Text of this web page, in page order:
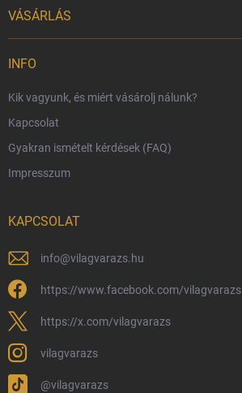
VÁSÁRLÁS
Harry Potter bolt Magyarország
Rendelésem
Reklamáció és visszáru
Hűségprogram
Általános Szerződési Feltételek
Adatvédelmi feltételek
Védjegyek és szerzői jogok
Fémjelzés és nemesfém-tájékoztató
INFO
Kik vagyunk, és miért vásárolj nálunk?
Kapcsolat
Gyakran ismételt kérdések (FAQ)
Impresszum
KAPCSOLAT
info@vilagvarazs.hu
https://www.facebook.com/vilagvarazs
https://x.com/vilagvarazs
vilagvarazs
@vilagvarazs